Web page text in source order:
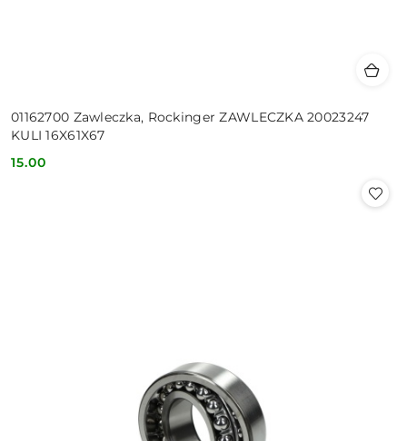
01162700 Zawleczka, Rockinger ZAWLECZKA 20023247
KULI 16X61X67
Cena:
15.00